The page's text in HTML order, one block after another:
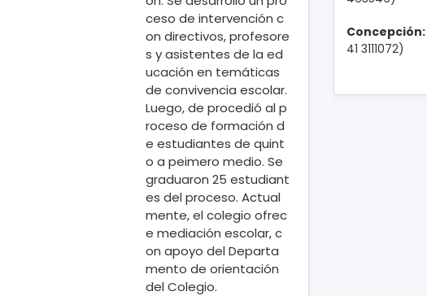
ceso de intervención c
on directivos, profesore
s y asistentes de la ed
ucación en temáticas
de convivencia escolar.
Luego, de procedió al p
roceso de formación d
e estudiantes de quint
o a peimero medio. Se
graduaron 25 estudiant
es del proceso. Actual
mente, el colegio ofrec
e mediación escolar, c
on apoyo del Departa
mento de orientación
del Colegio.
Concepción:
41 3111072)